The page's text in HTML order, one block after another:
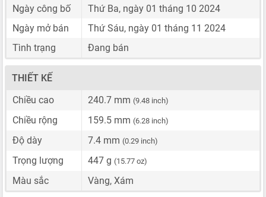
Ngày công bố
Thứ Ba, ngày 01 tháng 10 2024
Ngày mở bán
Thứ Sáu, ngày 01 tháng 11 2024
Tình trạng
Đang bán
THIẾT KẾ
Chiều cao
240.7 mm (9.48 inch)
Chiều rộng 159.5 mm (6.28 inch)
Độ dày 7.4 mm (0.29 inch)
Trọng lượng 447 g (15.77 oz)
Màu sắc Vàng, Xám